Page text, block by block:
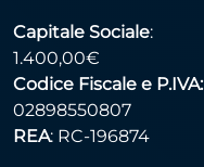
Capitale Sociale:
1.400,00€
Codice Fiscale e P.IVA:
02898550807
REA: RC-196874